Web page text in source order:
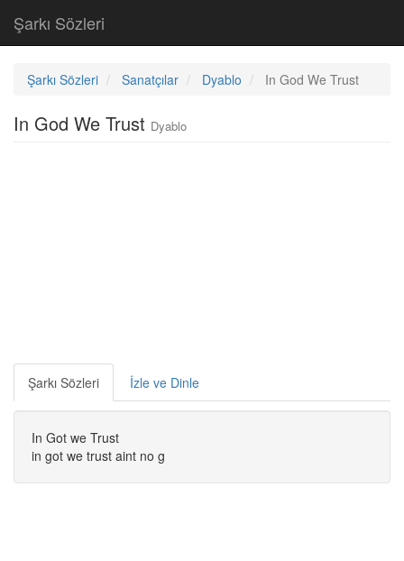
Şarkı Sözleri
Şarkı Sözleri Sanatçılar Dyablo In God We Trust
In God We Trust Dyablo
Şarkı Sözleri İzle ve Dinle
In Got we Trust
in got we trust aint no g